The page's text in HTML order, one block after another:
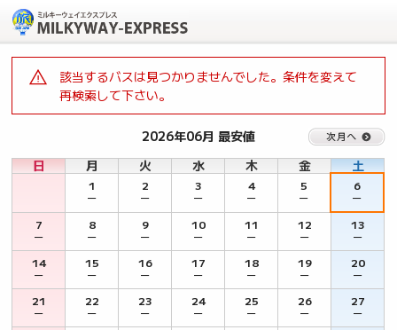
該当するバスは見つかりませんでした。条件を変えて
再検索して下さい。
2026年06月 最安値
日
月 火 水 木 金 土
1
－
2
－
3
－
4
－
5
－
6
－
7
－
8
－
9
－
10
－
11
－
12
－
13
－
14
－
15
－
16
－
17
－
18
－
19
－
20
－
21
－
22
－
23
－
24
－
25
－
26
－
27
－